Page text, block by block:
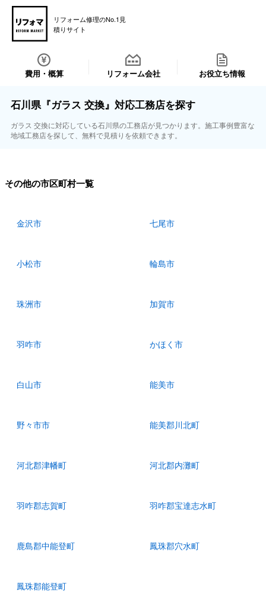
リフォーム修理のNo.1見
積りサイト
費用・概算 リフォーム会社 お役立ち情報
石川県『ガラス 交換』対応工務店を探す
ガラス 交換に対応している石川県の工務店が見つかります。施工事例豊富な
地域工務店を探して、無料で見積りを依頼できます。
その他の市区町村一覧
金沢市 七尾市
小松市 輪島市
珠洲市 加賀市
羽咋市 かほく市
白山市 能美市
野々市市 能美郡川北町
河北郡津幡町 河北郡内灘町
羽咋郡志賀町 羽咋郡宝達志水町
鹿島郡中能登町 鳳珠郡穴水町
鳳珠郡能登町